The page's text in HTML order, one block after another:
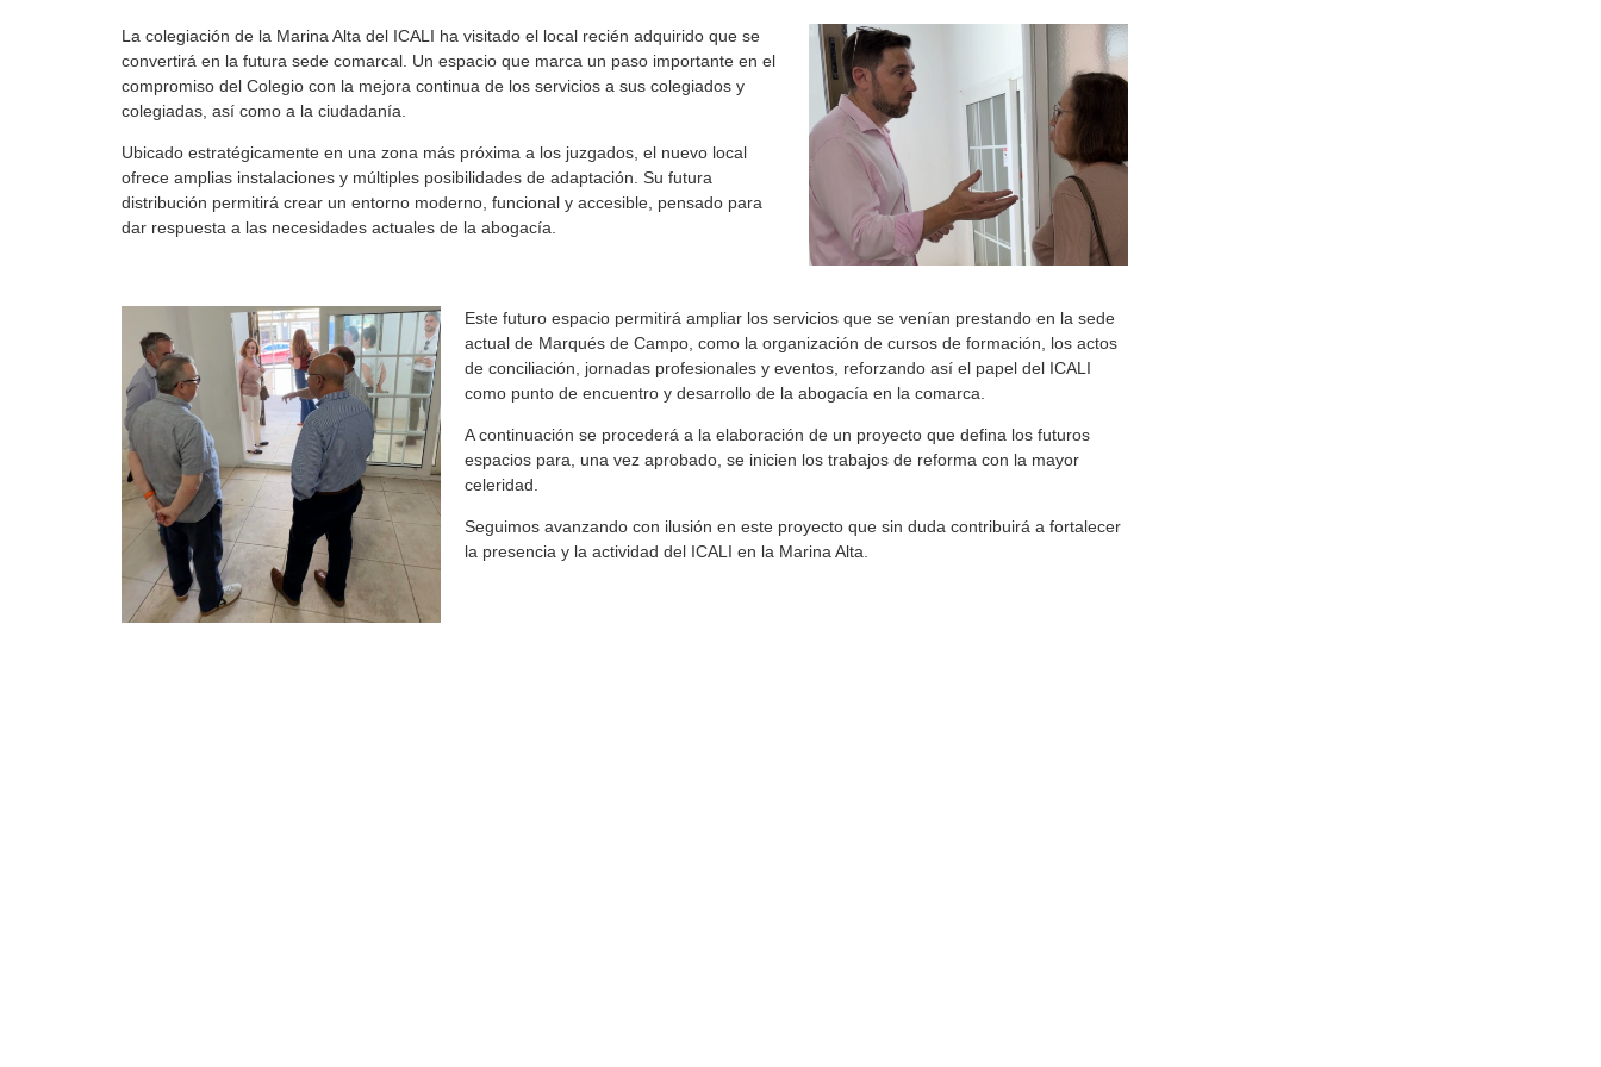
La colegiación de la Marina Alta del ICALI ha visitado el local recién adquirido que se
convertirá en la futura sede comarcal. Un espacio que marca un paso importante en el
compromiso del Colegio con la mejora continua de los servicios a sus colegiados y
colegiadas, así como a la ciudadanía.
Ubicado estratégicamente en una zona más próxima a los juzgados, el nuevo local
ofrece amplias instalaciones y múltiples posibilidades de adaptación. Su futura
distribución permitirá crear un entorno moderno, funcional y accesible, pensado para
dar respuesta a las necesidades actuales de la abogacía.
Este futuro espacio permitirá ampliar los servicios que se venían prestando en la sede
actual de Marqués de Campo, como la organización de cursos de formación, los actos
de conciliación, jornadas profesionales y eventos, reforzando así el papel del ICALI
como punto de encuentro y desarrollo de la abogacía en la comarca.
A continuación se procederá a la elaboración de un proyecto que defina los futuros
espacios para, una vez aprobado, se inicien los trabajos de reforma con la mayor
celeridad.
Seguimos avanzando con ilusión en este proyecto que sin duda contribuirá a fortalecer
la presencia y la actividad del ICALI en la Marina Alta.